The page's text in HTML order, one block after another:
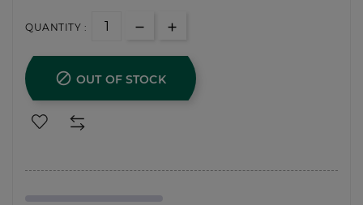
QUANTITY :
 OUT OF STOCK